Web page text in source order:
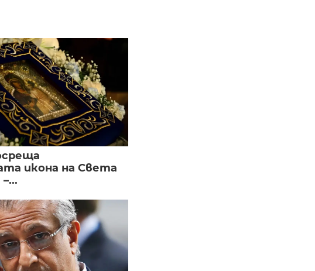
икона на Света